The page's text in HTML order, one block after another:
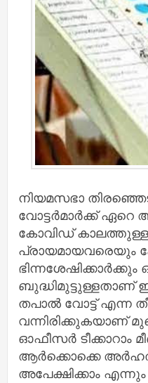
നിയമസഭാ
വോട്ടർമാർക്ക്
കോവിഡ് കാലത്തുള്ള
പ്രായമായവരെയും
ബുദ്ധിമുട്ടുള്ളതാണ്
തപാൽ വോട്ട് എന്ന
വന്നിരിക്കുകയാണ്
ഓഫീസർ ടീക്കാറാം
ആർക്കൊക്കെ
അപേക്ഷിക്കാം എന്നും